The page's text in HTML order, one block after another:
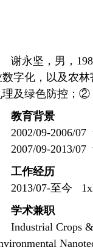
谢永坚，男，
数字化，以及农
理及绿色防控；②
教育背景
2002/09-2006/
2007/09-2013/
工作经历
2013/07-至今
学术兼职
Industrial Crops